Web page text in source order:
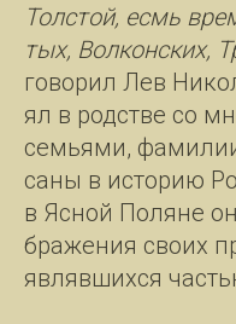
Толс­той, есмь
тых, Вол­кон­ских,
го­во­рил Лев
ял в родст­ве со
семь­я­ми,
са­ны в ис­то­рию
в Яс­ной По­ля­не
бра­же­ния сво­их
яв­ляв­ших­ся